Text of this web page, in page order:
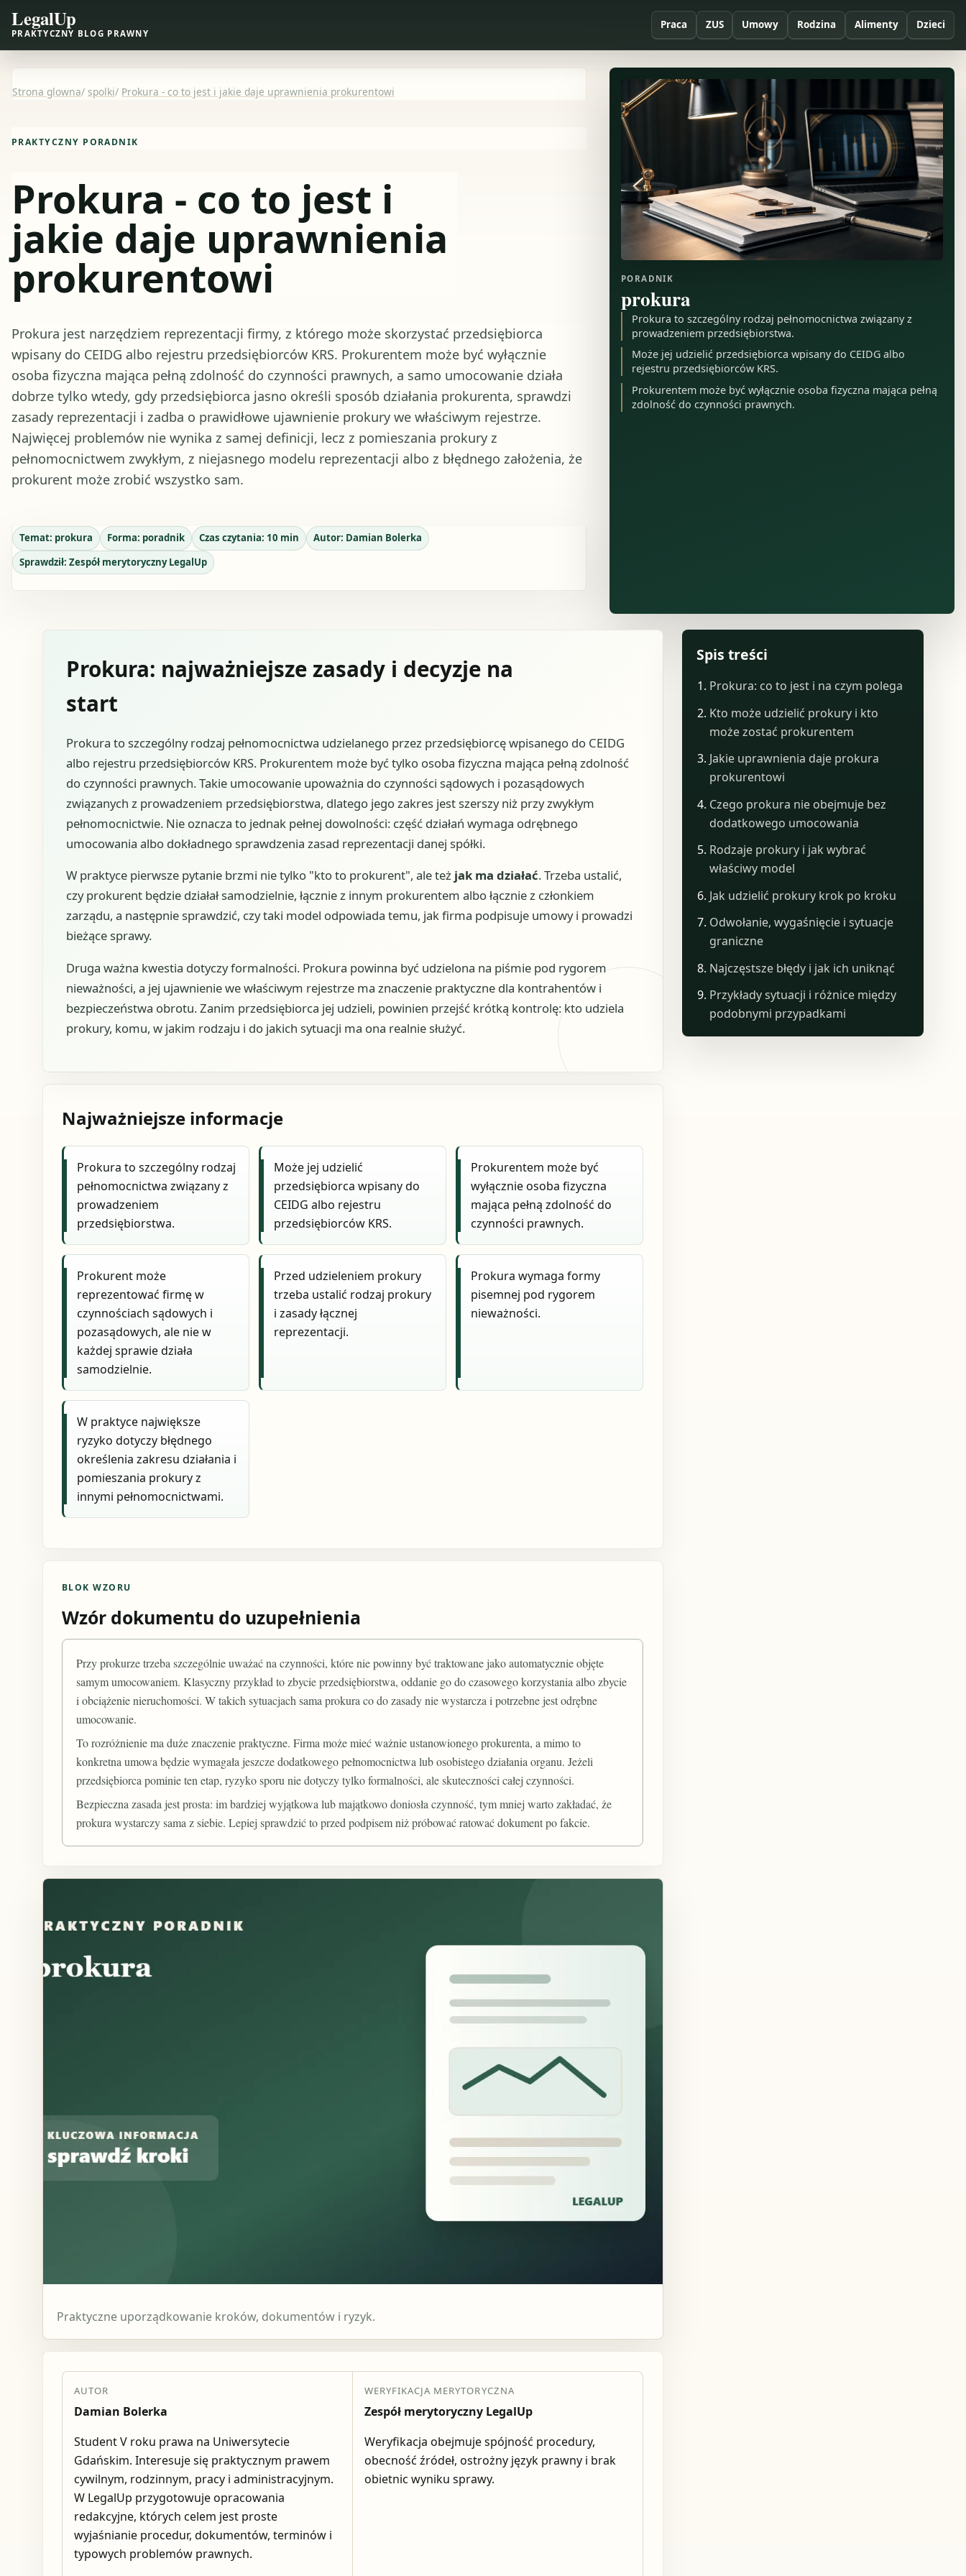
LegalUp
PRAKTYCZNY BLOG PRAWNY
Praca ZUS Umowy Rodzina Alimenty Dzieci
Strona glowna/ spolki/ Prokura - co to jest i jakie daje uprawnienia prokurentowi
PRAKTYCZNY PORADNIK
Prokura - co to jest i
jakie daje uprawnienia
prokurentowi
Prokura jest narzędziem reprezentacji firmy, z którego może skorzystać przedsiębiorca
wpisany do CEIDG albo rejestru przedsiębiorców KRS. Prokurentem może być wyłącznie
osoba fizyczna mająca pełną zdolność do czynności prawnych, a samo umocowanie działa
dobrze tylko wtedy, gdy przedsiębiorca jasno określi sposób działania prokurenta, sprawdzi
zasady reprezentacji i zadba o prawidłowe ujawnienie prokury we właściwym rejestrze.
Najwięcej problemów nie wynika z samej definicji, lecz z pomieszania prokury z
pełnomocnictwem zwykłym, z niejasnego modelu reprezentacji albo z błędnego założenia, że
prokurent może zrobić wszystko sam.
Temat: prokura Forma: poradnik Czas czytania: 10 min Autor: Damian Bolerka
Sprawdził: Zespół merytoryczny LegalUp
PORADNIK
prokura
Prokura to szczególny rodzaj pełnomocnictwa związany z
prowadzeniem przedsiębiorstwa.
Może jej udzielić przedsiębiorca wpisany do CEIDG albo
rejestru przedsiębiorców KRS.
Prokurentem może być wyłącznie osoba fizyczna mająca pełną
zdolność do czynności prawnych.
Prokura: najważniejsze zasady i decyzje na
start
Prokura to szczególny rodzaj pełnomocnictwa udzielanego przez przedsiębiorcę wpisanego do CEIDG
albo rejestru przedsiębiorców KRS. Prokurentem może być tylko osoba fizyczna mająca pełną zdolność
do czynności prawnych. Takie umocowanie upoważnia do czynności sądowych i pozasądowych
związanych z prowadzeniem przedsiębiorstwa, dlatego jego zakres jest szerszy niż przy zwykłym
pełnomocnictwie. Nie oznacza to jednak pełnej dowolności: część działań wymaga odrębnego
umocowania albo dokładnego sprawdzenia zasad reprezentacji danej spółki.
W praktyce pierwsze pytanie brzmi nie tylko "kto to prokurent", ale też jak ma działać. Trzeba ustalić,
czy prokurent będzie działał samodzielnie, łącznie z innym prokurentem albo łącznie z członkiem
zarządu, a następnie sprawdzić, czy taki model odpowiada temu, jak firma podpisuje umowy i prowadzi
bieżące sprawy.
Druga ważna kwestia dotyczy formalności. Prokura powinna być udzielona na piśmie pod rygorem
nieważności, a jej ujawnienie we właściwym rejestrze ma znaczenie praktyczne dla kontrahentów i
bezpieczeństwa obrotu. Zanim przedsiębiorca jej udzieli, powinien przejść krótką kontrolę: kto udziela
prokury, komu, w jakim rodzaju i do jakich sytuacji ma ona realnie służyć.
Najważniejsze informacje
Prokura to szczególny rodzaj
pełnomocnictwa związany z
prowadzeniem
przedsiębiorstwa.
Może jej udzielić
przedsiębiorca wpisany do
CEIDG albo rejestru
przedsiębiorców KRS.
Prokurentem może być
wyłącznie osoba fizyczna
mająca pełną zdolność do
czynności prawnych.
Prokurent może
reprezentować firmę w
czynnościach sądowych i
pozasądowych, ale nie w
każdej sprawie działa
samodzielnie.
Przed udzieleniem prokury
trzeba ustalić rodzaj prokury
i zasady łącznej
reprezentacji.
Prokura wymaga formy
pisemnej pod rygorem
nieważności.
W praktyce największe
ryzyko dotyczy błędnego
określenia zakresu działania i
pomieszania prokury z
innymi pełnomocnictwami.
BLOK WZORU
Wzór dokumentu do uzupełnienia
Przy prokurze trzeba szczególnie uważać na czynności, które nie powinny być traktowane jako automatycznie objęte
samym umocowaniem. Klasyczny przykład to zbycie przedsiębiorstwa, oddanie go do czasowego korzystania albo zbycie
i obciążenie nieruchomości. W takich sytuacjach sama prokura co do zasady nie wystarcza i potrzebne jest odrębne
umocowanie.
To rozróżnienie ma duże znaczenie praktyczne. Firma może mieć ważnie ustanowionego prokurenta, a mimo to
konkretna umowa będzie wymagała jeszcze dodatkowego pełnomocnictwa lub osobistego działania organu. Jeżeli
przedsiębiorca pominie ten etap, ryzyko sporu nie dotyczy tylko formalności, ale skuteczności całej czynności.
Bezpieczna zasada jest prosta: im bardziej wyjątkowa lub majątkowo doniosła czynność, tym mniej warto zakładać, że
prokura wystarczy sama z siebie. Lepiej sprawdzić to przed podpisem niż próbować ratować dokument po fakcie.
Praktyczne uporządkowanie kroków, dokumentów i ryzyk.
AUTOR
Damian Bolerka
Student V roku prawa na Uniwersytecie
Gdańskim. Interesuje się praktycznym prawem
cywilnym, rodzinnym, pracy i administracyjnym.
W LegalUp przygotowuje opracowania
redakcyjne, których celem jest proste
wyjaśnianie procedur, dokumentów, terminów i
typowych problemów prawnych.
WERYFIKACJA MERYTORYCZNA
Zespół merytoryczny LegalUp
Weryfikacja obejmuje spójność procedury,
obecność źródeł, ostrożny język prawny i brak
obietnic wyniku sprawy.
Spis treści
Prokura: co to jest i na czym polega
Kto może udzielić prokury i kto
może zostać prokurentem
Jakie uprawnienia daje prokura
prokurentowi
Czego prokura nie obejmuje bez
dodatkowego umocowania
Rodzaje prokury i jak wybrać
właściwy model
Jak udzielić prokury krok po kroku
Odwołanie, wygaśnięcie i sytuacje
graniczne
Najczęstsze błędy i jak ich uniknąć
Przykłady sytuacji i różnice między
podobnymi przypadkami